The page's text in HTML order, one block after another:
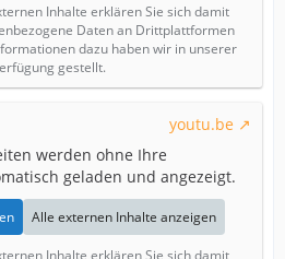
Inhalte erklären Sie sich damit
Daten an Drittplattformen
dazu haben wir in unserer
gestellt.
youtu.be
werden ohne Ihre
geladen und angezeigt.
Alle externen Inhalte anzeigen
Inhalte erklären Sie sich damit